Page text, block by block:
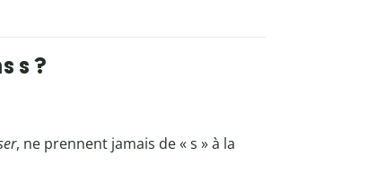
s ?
, ne prennent jamais de « s » à la